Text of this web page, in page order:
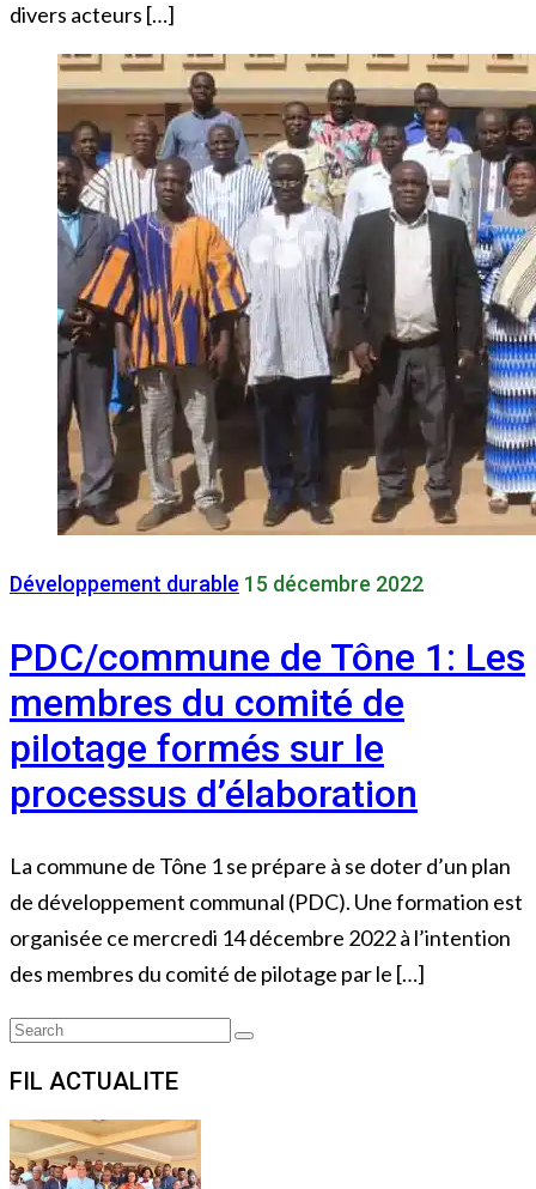
divers acteurs […]
Développement durable 15 décembre 2022
PDC/commune de Tône 1: Les
membres du comité de
pilotage formés sur le
processus d’élaboration
La commune de Tône 1 se prépare à se doter d’un plan
de développement communal (PDC). Une formation est
organisée ce mercredi 14 décembre 2022 à l’intention
des membres du comité de pilotage par le […]
Search
Search
FIL ACTUALITE